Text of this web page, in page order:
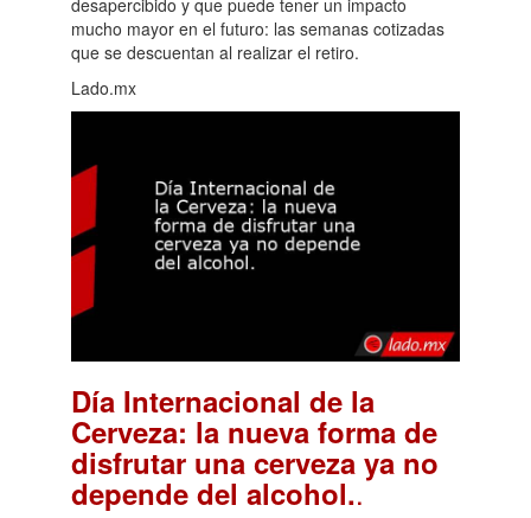
mucho mayor en el futuro: las semanas cotizadas
que se descuentan al realizar el retiro.
Lado.mx
Día Internacional de la
Cerveza: la nueva forma de
disfrutar una cerveza ya no
depende del alcohol..